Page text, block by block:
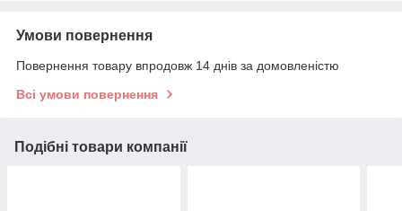
Умови повернення
Повернення товару впродовж 14 днів за домовленістю
Всі умови повернення
Подібні товари компанії